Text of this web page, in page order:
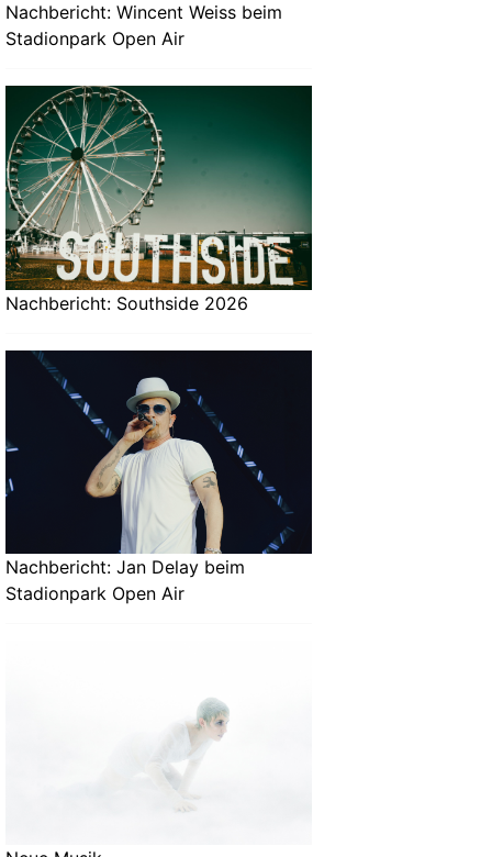
Nachbericht: Wincent Weiss beim
Stadionpark Open Air
Nachbericht: Southside 2026
Nachbericht: Jan Delay beim
Stadionpark Open Air